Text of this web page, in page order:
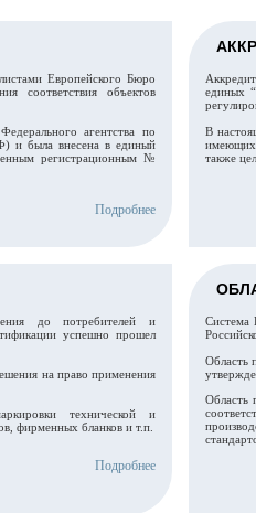
Европейского Бюро
соответствия объектов
агентства по
и была внесена в единый
регистрационным №
Подробнее
единых
В
также
до потребителей и
успешно прошел
на право применения
технической и
фирменных бланков и т.п.
Подробнее
Система
Область
Область